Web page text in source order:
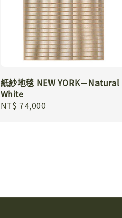
紙紗地毯 NEW YORK－Natural
White
Regular
NT$ 74,000